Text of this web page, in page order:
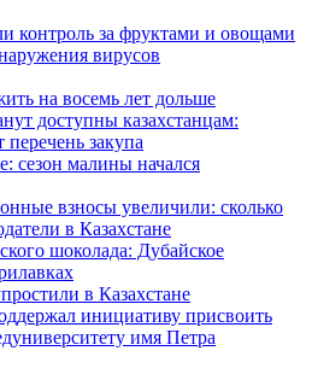
контроль за фруктами и овощами
вирусов
на восемь лет дольше
доступны казахстанцам:
закупа
сезон малины начался
взносы увеличили: сколько
в Казахстане
шоколада: Дубайское
в Казахстане
инициативу присвоить
имя Петра